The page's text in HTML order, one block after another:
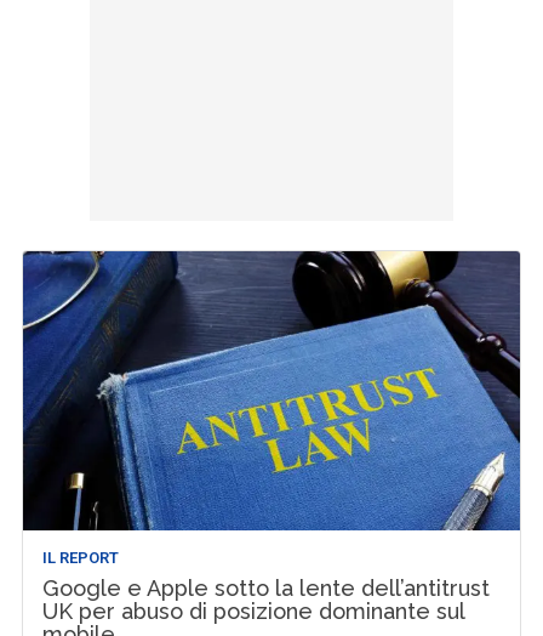
IL REPORT
Google e Apple sotto la lente dell’antitrust
UK per abuso di posizione dominante sul